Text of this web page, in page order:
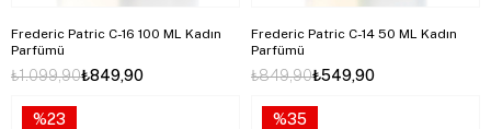
Frederic Patric C-16 100 ML Kadın
Parfümü
₺849,90
₺1.099,90
Frederic Patric C-14 50 ML Kadın
Parfümü
₺549,90
₺849,90
%23 %35